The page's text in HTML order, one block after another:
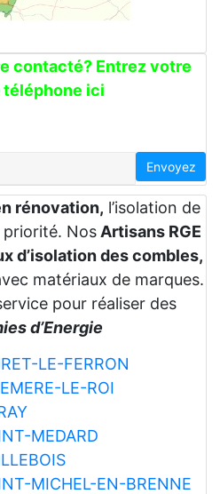
contacté? Entrez votre
téléphone ici
Envoyez
rénovation, l’isolation de
Nos Artisans RGE
d’isolation des combles,
matériaux de marques.
pour réaliser des
d’Energie
LE-FERRON
LE-ROI
MEDARD
MICHEL-EN-BRENNE